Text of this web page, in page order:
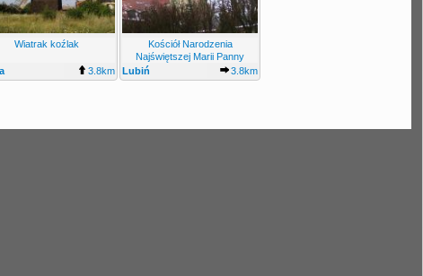
Wiatrak koźlak
3.8km
Kościół Narodzenia
Najświętszej Marii Panny
Lubiń
3.8km